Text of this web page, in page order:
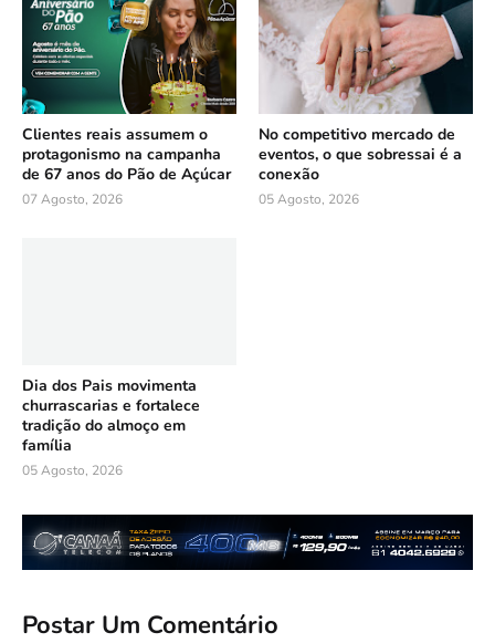
Clientes reais assumem o
protagonismo na campanha
de 67 anos do Pão de Açúcar
07 Agosto, 2026
No competitivo mercado de
eventos, o que sobressai é a
conexão
05 Agosto, 2026
Dia dos Pais movimenta
churrascarias e fortalece
tradição do almoço em
família
05 Agosto, 2026
Postar Um Comentário